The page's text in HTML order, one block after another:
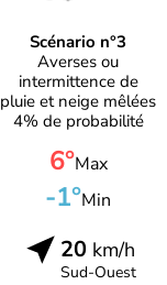
Scénario n°3
Averses ou
intermittence de
pluie et neige mêlées
4% de probabilité
6°Max
-1°Min
20 km/h
Sud-Ouest